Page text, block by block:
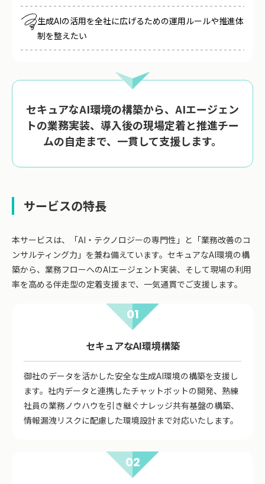
生成AIの活用を全社に広げるための運用ルールや推進体
制を整えたい
セキュアなAI環境の構築から、AIエージェン
トの業務実装、導入後の現場定着と推進チー
ムの自走まで、一貫して支援します。
サービスの特長
本サービスは、「AI・テクノロジーの専門性」と「業務改善のコ
ンサルティング力」を兼ね備えています。セキュアなAI環境の構
築から、業務フローへのAIエージェント実装、そして現場の利用
率を高める伴走型の定着支援まで、一気通貫でご支援します。
01
セキュアなAI環境構築
御社のデータを活かした安全な生成AI環境の構築を支援し
ます。社内データと連携したチャットボットの開発、熟練
社員の業務ノウハウを引き継ぐナレッジ共有基盤の構築、
情報漏洩リスクに配慮した環境設計まで対応いたします。
02